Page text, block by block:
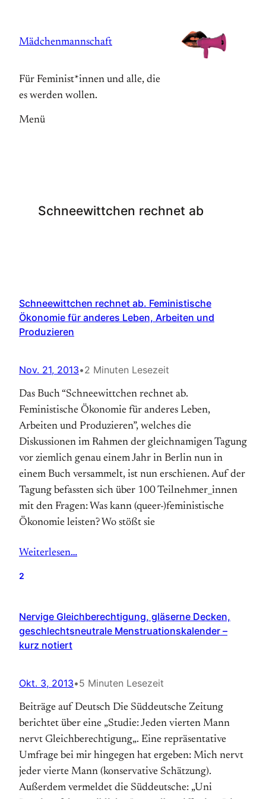
springen
Mädchenmannschaft
Für Feminist*innen und alle, die
es werden wollen.
Menü
Schneewittchen rechnet ab
Schneewittchen rechnet ab. Feministische
Ökonomie für anderes Leben, Arbeiten und
Produzieren
Nov. 21, 2013•2 Minuten Lesezeit
Das Buch “Schneewittchen rechnet ab.
Feministische Ökonomie für anderes Leben,
Arbeiten und Produzieren”, welches die
Diskussionen im Rahmen der gleich­namigen Tagung
vor ziemlich genau einem Jahr in Berlin nun in
einem Buch versammelt, ist nun erschienen. Auf der
Tagung befassten sich über 100 Teilnehmer_innen
mit den Fragen: Was kann (queer-)feministische
Ökonomie leisten? Wo stößt sie
Weiterlesen…
2
Nervige Gleichberechtigung, gläserne Decken,
geschlechtsneutrale Menstruationskalender –
kurz notiert
Okt. 3, 2013•5 Minuten Lesezeit
Beiträge auf Deutsch Die Süddeutsche Zeitung
berichtet über eine „Studie: Jeden vierten Mann
nervt Gleichberechtigung„. Eine repräsentative
Umfrage bei mir hingegen hat ergeben: Mich nervt
jeder vierte Mann (konservative Schätzung).
Außerdem vermeldet die Süddeutsche: „Uni